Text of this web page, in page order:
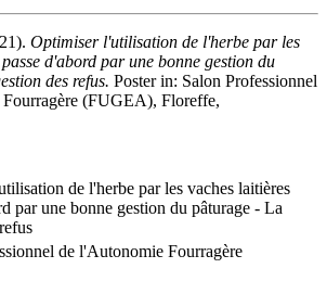
Optimiser l'utilisation de l'herbe par les
d'abord par une bonne gestion du
des refus. Poster in: Salon Professionnel
(FUGEA), Floreffe,
de l'herbe par les vaches laitières
par une bonne gestion du pâturage - La
de l'Autonomie Fourragère